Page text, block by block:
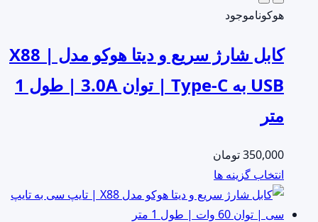
باشد.
ها
در
محصول
انتخاب
هوکوناموجود
کابل شارژ سریع و دیتا هوکو مدل X88 |
USB به Type-C | توان 3.0A | طول 1
متر
350,000تومان
انتخاب گزینه ها
محصول
دارای